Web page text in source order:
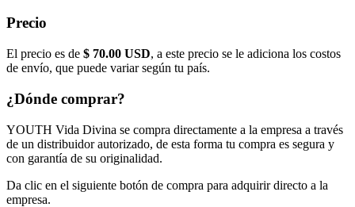
Precio
El precio es de $ 70.00 USD, a este precio se le adiciona los costos
de envío, que puede variar según tu país.
¿Dónde comprar?
YOUTH Vida Divina se compra directamente a la empresa a través
de un distribuidor autorizado, de esta forma tu compra es segura y
con garantía de su originalidad.
Da clic en el siguiente botón de compra para adquirir directo a la
empresa.